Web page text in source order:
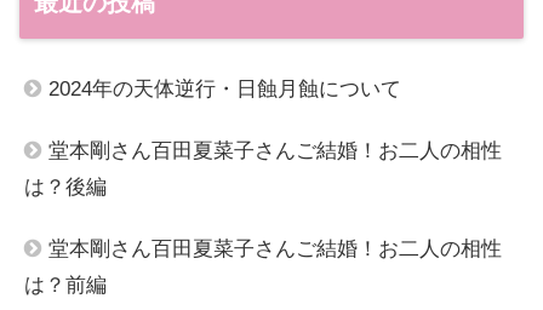
2024年の天体逆行・日蝕月蝕について
堂本剛さん百田夏菜子さんご結婚！お二人の相性
は？後編
堂本剛さん百田夏菜子さんご結婚！お二人の相性
は？前編